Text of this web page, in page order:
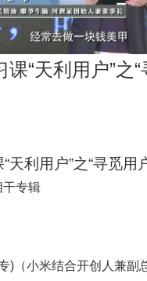
“天利用户”之“
天利用户”之“寻觅用
干专辑
)（小米结合开创人兼副